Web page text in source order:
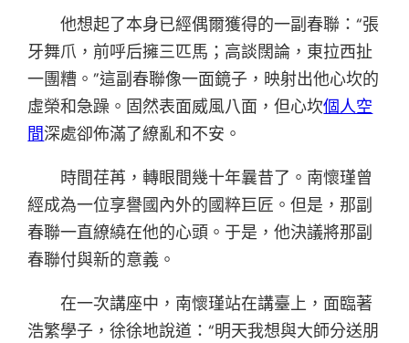
他想起了本身已經偶爾獲得的一副春聯：“張
牙舞爪，前呼后擁三匹馬；高談闊論，東拉西扯
一團糟。”這副春聯像一面鏡子，映射出他心坎的
虛榮和急躁。固然表面威風八面，但心坎個人空
間深處卻佈滿了繚亂和不安。
時間荏苒，轉眼間幾十年曩昔了。南懷瑾曾
經成為一位享譽國內外的國粹巨匠。但是，那副
春聯一直繚繞在他的心頭。于是，他決議將那副
春聯付與新的意義。
在一次講座中，南懷瑾站在講臺上，面臨著
浩繁學子，徐徐地說道：“明天我想與大師分送朋